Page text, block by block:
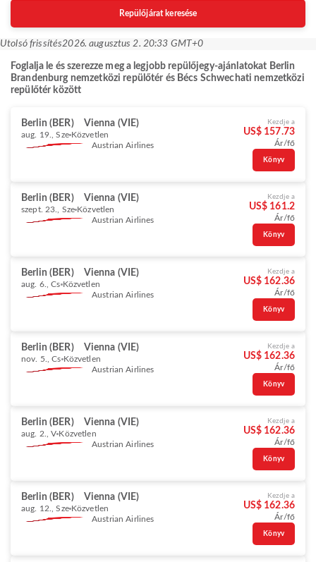
Repülőjárat keresése
Utolsó frissítés2026. augusztus 2. 20:33 GMT+0
Foglalja le és szerezze meg a legjobb repülőjegy-ajánlatokat Berlin
Brandenburg nemzetközi repülőtér és Bécs Schwechati nemzetközi
repülőtér között
Berlin (BER) Vienna (VIE)
aug. 19., Sze Közvetlen
Austrian Airlines
Kezdje a
US$ 157.73
Ár/fő
Könyv
Berlin (BER) Vienna (VIE)
szept. 23., Sze Közvetlen
Austrian Airlines
Kezdje a
US$ 161.2
Ár/fő
Könyv
Berlin (BER) Vienna (VIE)
aug. 6., Cs Közvetlen
Austrian Airlines
Kezdje a
US$ 162.36
Ár/fő
Könyv
Berlin (BER) Vienna (VIE)
nov. 5., Cs Közvetlen
Austrian Airlines
Kezdje a
US$ 162.36
Ár/fő
Könyv
Berlin (BER) Vienna (VIE)
aug. 2., V Közvetlen
Austrian Airlines
Kezdje a
US$ 162.36
Ár/fő
Könyv
Berlin (BER) Vienna (VIE)
aug. 12., Sze Közvetlen
Austrian Airlines
Kezdje a
US$ 162.36
Ár/fő
Könyv